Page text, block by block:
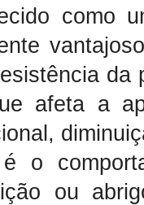
como
afeta a
o
ou